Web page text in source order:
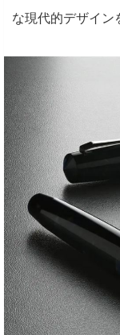
な現代的デザイン